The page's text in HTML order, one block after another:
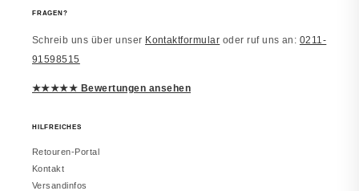
FRAGEN?
Schreib uns über unser Kontaktformular oder ruf uns an: 0211-
91598515
★★★★★ Bewertungen ansehen
HILFREICHES
Retouren-Portal
Kontakt
Versandinfos